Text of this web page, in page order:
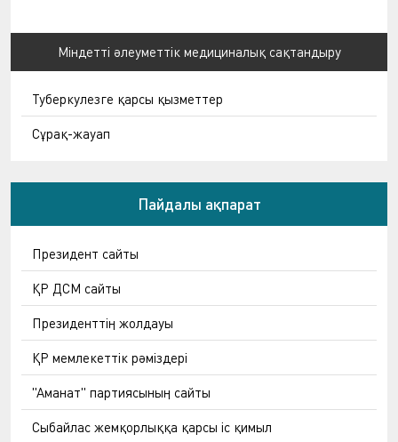
Міндетті әлеуметтік медициналық сақтандыру
Туберкулезге қарсы қызметтер
Сұрақ-жауап
Пайдалы ақпарат
Президент сайты
ҚР ДСМ сайты
Президенттің жолдауы
ҚР мемлекеттік рәміздері
"Аманат" партиясының сайты
Сыбайлас жемқорлыққа қарсы іс қимыл